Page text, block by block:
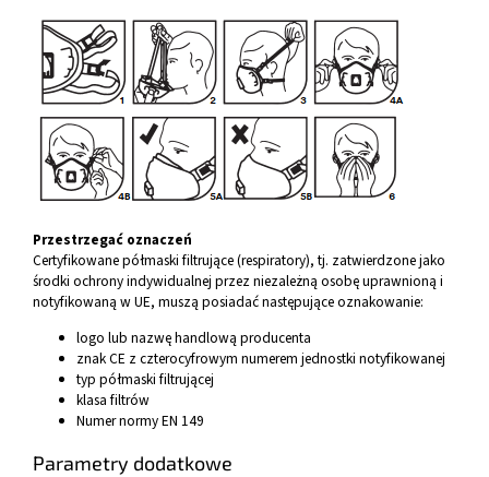
Przestrzegać oznaczeń
Certyfikowane półmaski filtrujące (respiratory), tj. zatwierdzone jako
środki ochrony indywidualnej przez niezależną osobę uprawnioną i
notyfikowaną w UE, muszą posiadać następujące oznakowanie:
logo lub nazwę handlową producenta
znak CE z czterocyfrowym numerem jednostki notyfikowanej
typ półmaski filtrującej
klasa filtrów
Numer normy EN 149
Parametry dodatkowe